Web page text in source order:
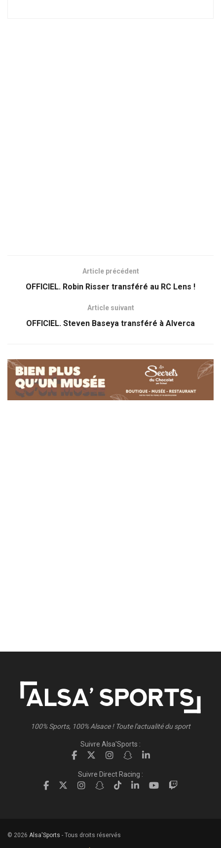
Article précédent
OFFICIEL. Robin Risser transféré au RC Lens !
Article suivant
OFFICIEL. Steven Baseya transféré à Alverca
100% Sports, 100% Alsace ! Toute l'actualité du sport
Suivre Alsa'Sports :
Suivre Direct Racing :
© 2026 Alsa'Sports - Tous droits réservés